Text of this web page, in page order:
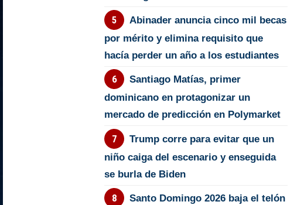
Abinader anuncia cinco mil becas
por mérito y elimina requisito que
hacía perder un año a los estudiantes
Santiago Matías, primer
dominicano en protagonizar un
mercado de predicción en Polymarket
Trump corre para evitar que un
niño caiga del escenario y enseguida
se burla de Biden
Santo Domingo 2026 baja el telón